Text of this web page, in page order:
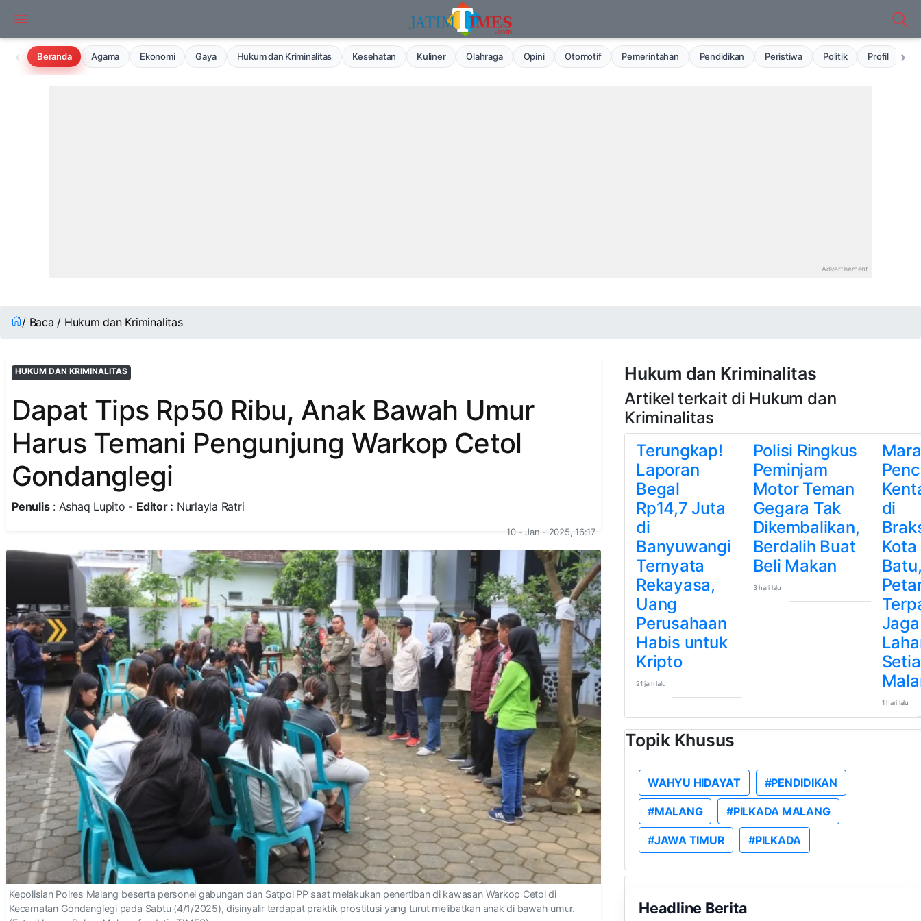
‹ Beranda Agama Ekonomi Gaya Hukum dan Kriminalitas Kesehatan Kuliner Olahraga Opini Otomotif Pemerintahan Pendidikan Peristiwa Politik Profil ›
/ Baca / Hukum dan Kriminalitas
HUKUM DAN KRIMINALITAS
Dapat Tips Rp50 Ribu, Anak Bawah Umur
Harus Temani Pengunjung Warkop Cetol
Gondanglegi
Penulis: Ashaq Lupito - Editor : Nurlayla Ratri
10 - Jan - 2025, 16:17
Kepolisian Polres Malang beserta personel gabungan dan Satpol PP saat melakukan penertiban di kawasan Warkop Cetol di
Kecamatan Gondanglegi pada Sabtu (4/1/2025), disinyalir terdapat praktik prostitusi yang turut melibatkan anak di bawah umur.
Hukum dan Kriminalitas
Artikel terkait di Hukum dan
Kriminalitas
Terungkap!
Laporan
Begal
Rp14,7 Juta
di
Banyuwangi
Ternyata
Rekayasa,
Uang
Perusahaan
Habis untuk
Kripto
21 jam lalu
Polisi Ringkus
Peminjam
Motor Teman
Gegara Tak
Dikembalikan,
Berdalih Buat
Beli Makan
3 hari lalu
di
Kota
Jaga
1 hari lalu
Topik Khusus
WAHYU HIDAYAT #PENDIDIKAN
#MALANG #PILKADA MALANG
#JAWA TIMUR #PILKADA
Headline Berita